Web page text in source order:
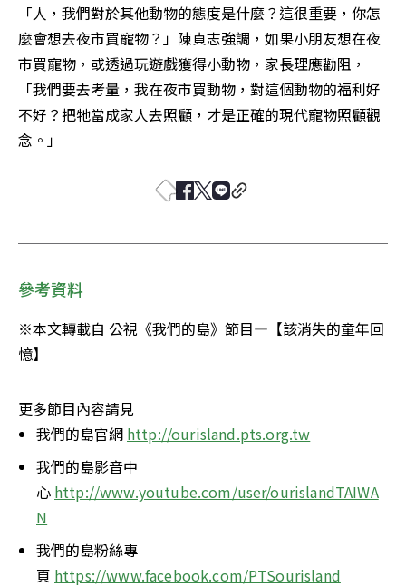
「人，我們對於其他動物的態度是什麼？這很重要，你怎
麼會想去夜市買寵物？」陳貞志強調，如果小朋友想在夜
市買寵物，或透過玩遊戲獲得小動物，家長理應勸阻，
「我們要去考量，我在夜市買動物，對這個動物的福利好
不好？把牠當成家人去照顧，才是正確的現代寵物照顧觀
念。」
參考資料
※本文轉載自 公視《我們的島》節目—【該消失的童年回
憶】
更多節目內容請見
我們的島官網 http://ourisland.pts.org.tw
我們的島影音中
心 http://www.youtube.com/user/ourislandTAIWA
N
我們的島粉絲專
頁 https://www.facebook.com/PTSourisland